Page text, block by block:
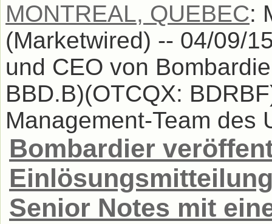
MONTREAL, QUEBEC:
(Marketwired) -- 04/09/
und CEO von
BBD.B)(OTCQX:
Management-Team des
Bombardier
Senior Notes mit